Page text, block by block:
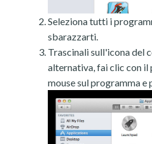
Seleziona tutti i
sbarazzarti.
Trascinali sull'icona del
alternativa, fai clic con il
mouse sul programma e